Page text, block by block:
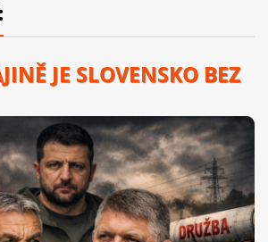
JE SLOVENSKO BEZ